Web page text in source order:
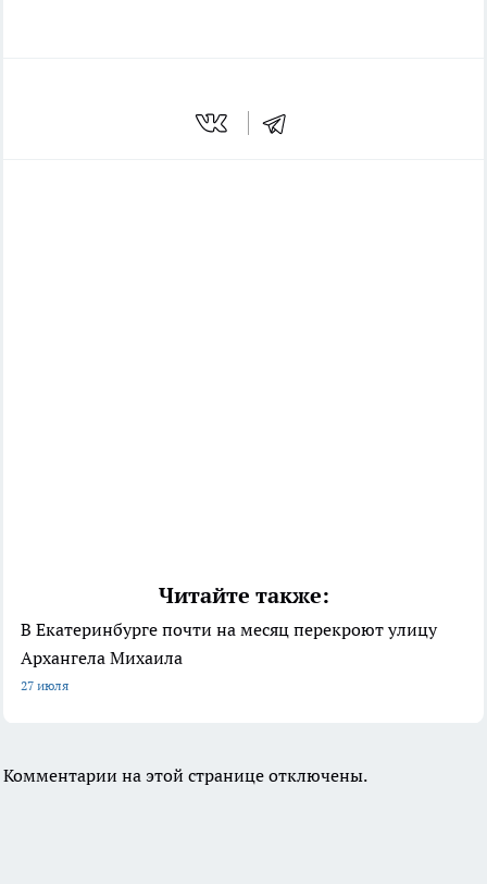
Читайте также:
В Екатеринбурге почти на месяц перекроют улицу
Архангела Михаила
27 июля
Комментарии на этой странице отключены.